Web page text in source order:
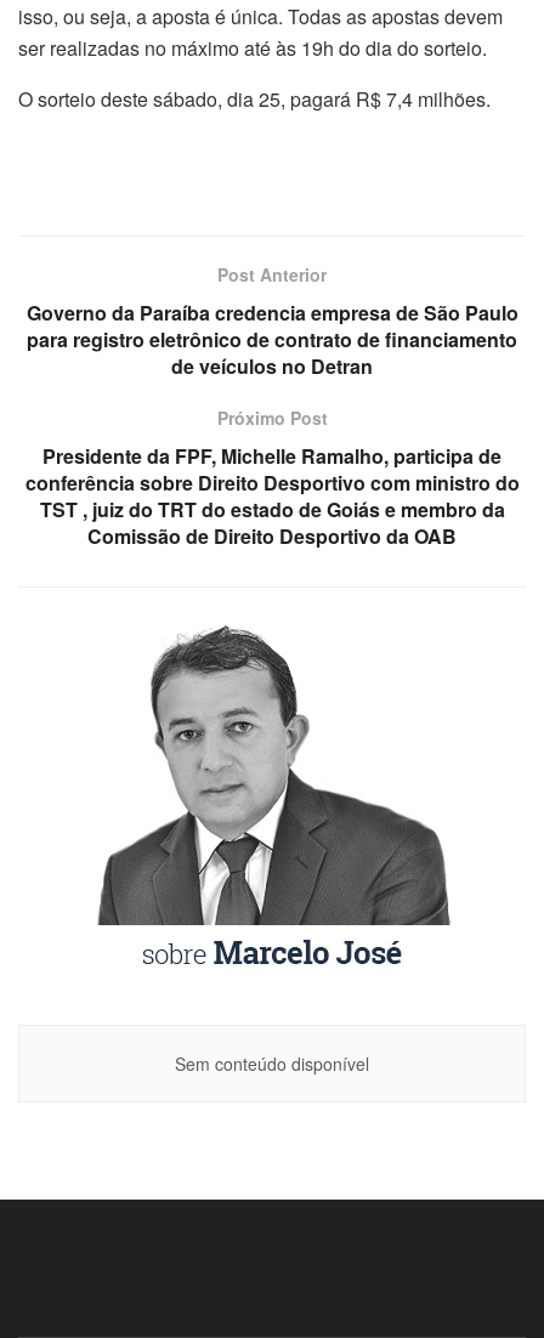
isso, ou seja, a aposta é única. Todas as apostas devem
ser realizadas no máximo até às 19h do dia do sorteio.
O sorteio deste sábado, dia 25, pagará R$ 7,4 milhões.
Post Anterior
Governo da Paraíba credencia empresa de São Paulo
para registro eletrônico de contrato de financiamento
de veículos no Detran
Próximo Post
Presidente da FPF, Michelle Ramalho, participa de
conferência sobre Direito Desportivo com ministro do
TST , juiz do TRT do estado de Goiás e membro da
Comissão de Direito Desportivo da OAB
Sem conteúdo disponível